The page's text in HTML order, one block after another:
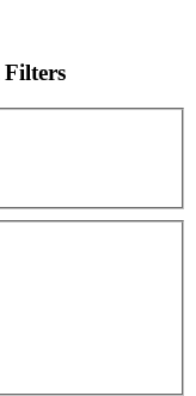
Filters